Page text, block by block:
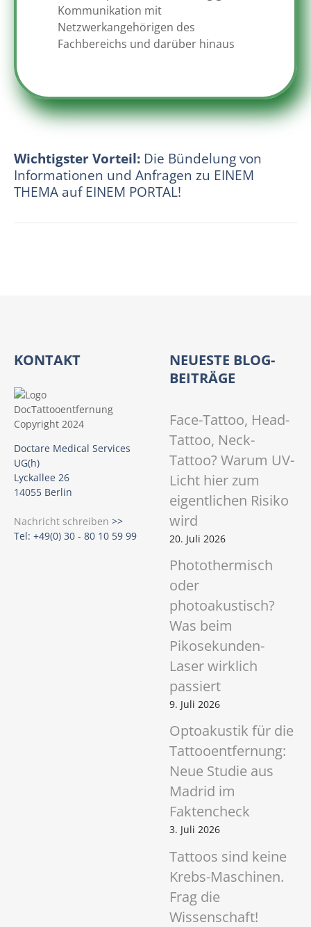
Kommunikation mit
Netzwerkangehörigen des
Fachbereichs und darüber hinaus
Wichtigster Vorteil: Die Bündelung von
Informationen und Anfragen zu EINEM
THEMA auf EINEM PORTAL!
KONTAKT
Doctare Medical Services
UG(h)
Lyckallee 26
14055 Berlin
Nachricht schreiben >>
Tel: +49(0) 30 - 80 10 59 99
NEUESTE BLOG-
BEITRÄGE
Face-Tattoo, Head-
Tattoo, Neck-
Tattoo? Warum UV-
Licht hier zum
eigentlichen Risiko
wird
20. Juli 2026
Photothermisch
oder
photoakustisch?
Was beim
Pikosekunden-
Laser wirklich
passiert
9. Juli 2026
Optoakustik für die
Tattooentfernung:
Neue Studie aus
Madrid im
Faktencheck
3. Juli 2026
Tattoos sind keine
Krebs-Maschinen.
Frag die
Wissenschaft!